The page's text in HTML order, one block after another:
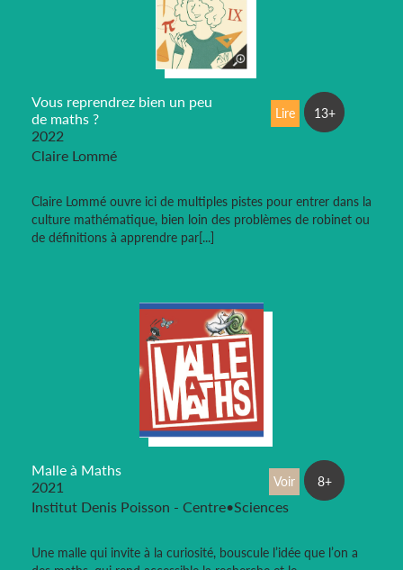
Vous reprendrez bien un peu
de maths ?
2022
Claire Lommé
Claire Lommé ouvre ici de multiples pistes pour entrer dans la
culture mathématique, bien loin des problèmes de robinet ou
de définitions à apprendre par[...]
Lire 13+
Malle à Maths
2021
Institut Denis Poisson - Centre•Sciences
Une malle qui invite à la curiosité, bouscule l’idée que l’on a
Voir 8+